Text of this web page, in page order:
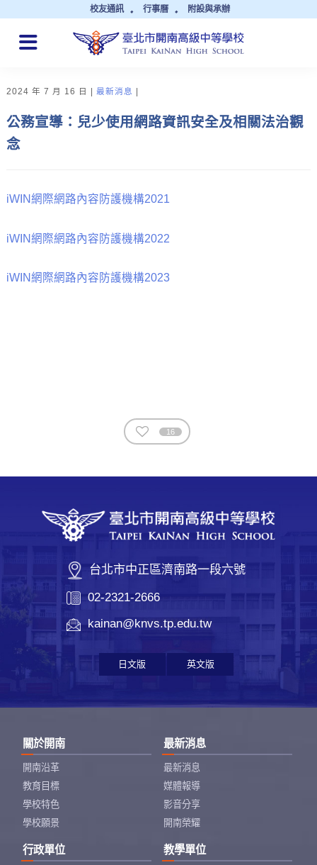
校友通訊 行事曆 附設與承辦
QUICK LINKS
2024 年 7 月 16 日 最新消息
公務宣導：兒少使用網路資訊安全及相關法治觀
念
iWIN網際網路內容防護機構2021
iWIN網際網路內容防護機構2022
iWIN網際網路內容防護機構2023
16
台北市中正區濟南路一段六號
02-2321-2666
kainan@knvs.tp.edu.tw
日文版 英文版
關於開南
開南沿革
教育目標
學校特色
學校願景
最新消息
最新消息
媒體報導
影音分享
開南榮耀
行政單位 教學單位